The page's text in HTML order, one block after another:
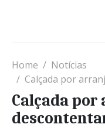
Home
Notícias
Calçada por
Calçada